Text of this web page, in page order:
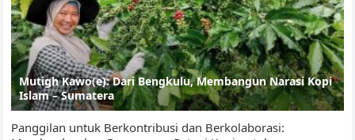
Mutigh Kawo(e): Dari Bengkulu, Membangun Narasi Kopi
Islam – Sumatera
Panggilan untuk Berkontribusi dan Berkolaborasi: